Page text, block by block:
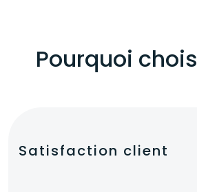
Pourquoi
Satisfaction client